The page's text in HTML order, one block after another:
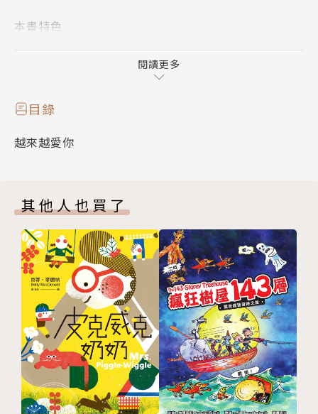
本書特色
以猴子爸爸/媽媽的角度，訴說對孩子的愛，
從頭愛到腳趾，從優點愛到缺點，而且，每天都越來越
愛孩子。
最適合1~3歲家長伴讀
作者簡介
艾瑪‧達德 Emma Dodd
艾瑪‧達德出生於倫敦近郊，父母親都是設計師。有記
憶以來她就立志當一位畫家。1992年畢業於倫敦中央
聖馬丁藝術與設計學院。她的作品在2006年、2009年
兩度入圍，並於2010 以 I Love My Mummy獲得英國
圖書信託基金會幼兒讀物獎（Booktrust Early Years
Awards）；2011年以I Love Bugs入圍凱特‧格林威
獎，作品屢獲殊榮。出版過許多膾炙人口作品的她，現
閱讀更多
目錄
越來越愛你
其他人也買了